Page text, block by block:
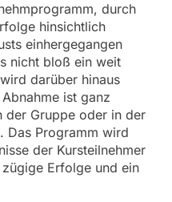
durch
hinsichtlich
einhergegangen
nicht bloß ein weit
darüber hinaus
ist ganz
der Gruppe oder in der
Das Programm wird
der Kursteilnehmer
Erfolge und ein